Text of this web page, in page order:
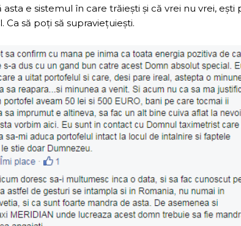
e sistemul în care trăiești și că vrei nu vrei, ești
Ca să poți să supraviețuiești.